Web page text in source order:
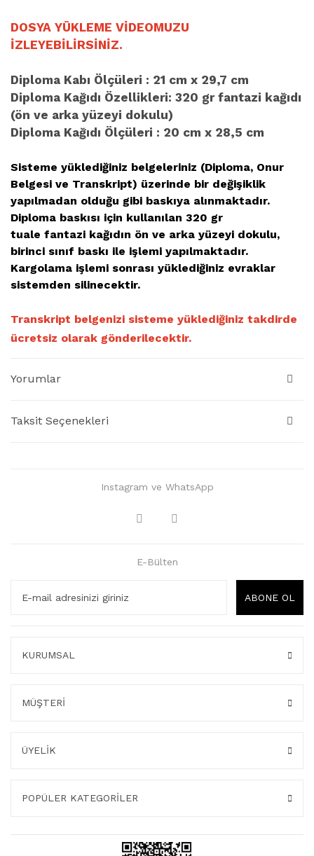
DOSYA YÜKLEME VİDEOMUZU
İZLEYEBİLİRSİNİZ.
Diploma Kabı Ölçüleri : 21 cm x 29,7 cm
Diploma Kağıdı Özellikleri: 320 gr fantazi kağıdı
(ön ve arka yüzeyi dokulu)
Diploma Kağıdı Ölçüleri : 20 cm x 28,5 cm
Sisteme yüklediğiniz belgeleriniz (Diploma, Onur
Belgesi ve Transkript) üzerinde bir değişiklik
yapılmadan olduğu gibi baskıya alınmaktadır.
Diploma baskısı için kullanılan 320 gr
tuale fantazi kağıdın ön ve arka yüzeyi dokulu,
birinci sınıf baskı ile işlemi yapılmaktadır.
Kargolama işlemi sonrası yüklediğiniz evraklar
sistemden silinecektir.
Transkript belgenizi sisteme yüklediğiniz takdirde
ücretsiz olarak gönderilecektir.
Yorumlar
Taksit Seçenekleri
Instagram ve WhatsApp
E-Bülten
ABONE OL
KURUMSAL
MÜŞTERİ
ÜYELİK
POPÜLER KATEGORİLER